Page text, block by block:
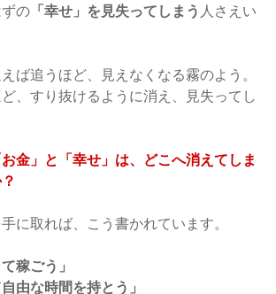
の 「幸せ」を見失ってしまう 人さえい
ば追うほど、見えなくなる霧のよう。
、すり抜けるように消え、見失ってし
お金」と「幸せ」は、どこへ消えてしま
に取れば、こう書かれています。
稼ごう」
由な時間を持とう」